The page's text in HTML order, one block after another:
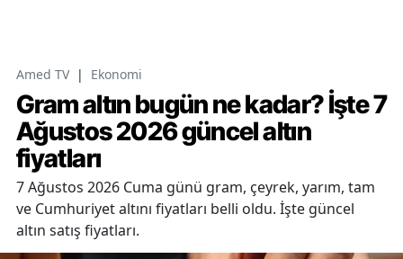
Amed TV | Ekonomi
Gram altın bugün ne kadar? İşte 7
Ağustos 2026 güncel altın
fiyatları
7 Ağustos 2026 Cuma günü gram, çeyrek, yarım, tam
ve Cumhuriyet altını fiyatları belli oldu. İşte güncel
altın satış fiyatları.